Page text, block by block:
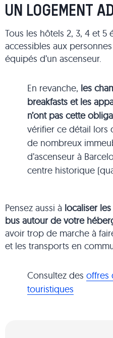
UN LOGEMENT
Tous les hôtels 2, 3, 4 et
accessibles aux
équipés d’un ascenseur.
En revanche, les
breakfasts et les
n’ont pas cette
vérifier ce détail lors
de nombreux
d’ascenseur à
centre historique
Pensez aussi à localiser
bus autour de votre
avoir trop de marche à
et les transports en
Consultez desoffres
touristiques